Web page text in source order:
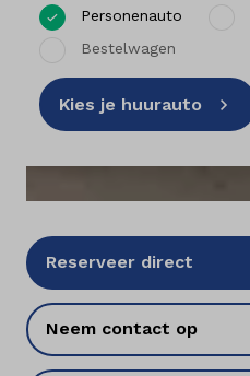
Mijn account
Vacatures
Over ons
Kennis & advies
Personenauto
Bestelwagen
Kies je huurauto
Reserveer direct
Neem contact op